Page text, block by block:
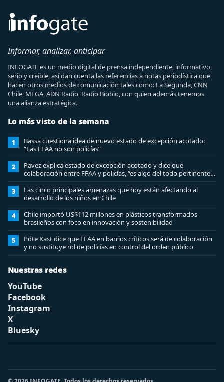
Informar, analizar, anticipar
INFOGATE es un medio digital de prensa independiente, informativo,
serio y creíble, así dan cuenta las referencias a notas periodística que
hacen otros medios de comunicación tales como: La Segunda, CNN
Chile, MEGA, ADN Radio, Radio Biobio, con quien además tenemos
una alianza estratégica.
Lo más visto de la semana
1
Bassa cuestiona idea de nuevo estado de excepción acotado:
“Las FFAA no son policías”
2
Pavez explica estado de excepción acotado y dice que
colaboración entre FFAA y policías, “es algo del todo pertinente
analizar”
3
Las cinco principales amenazas que hoy están afectando al
desarrollo de los niños en Chile
4
Chile importó US$112 millones en plásticos transformados
brasileños con foco en innovación y sostenibilidad
5
Pdte Kast dice que FFAA en barrios críticos será de colaboración
y no sustituye rol de policías en control del orden público
Nuestras redes
YouTube
Facebook
Instagram
X
Bluesky